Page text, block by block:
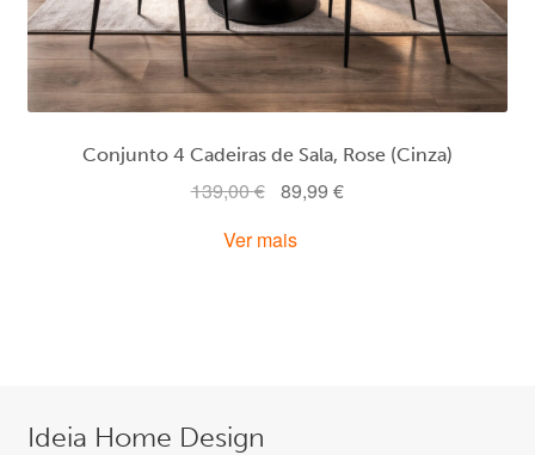
Conjunto 4 Cadeiras de Sala, Rose (Cinza)
139,00€ O
original
89,99€O
Ver mais
Ideia Home Design